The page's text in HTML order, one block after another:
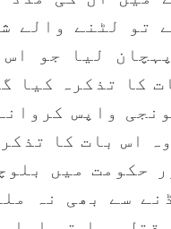
تو لٹنے والے
لیا جو
کا تذکرہ کیا
واپس
اس بات کا
حکومت میں
سے بھی نہ